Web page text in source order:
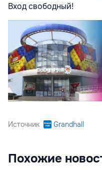
Вход свободный!
Источник Grandhall
Похожие